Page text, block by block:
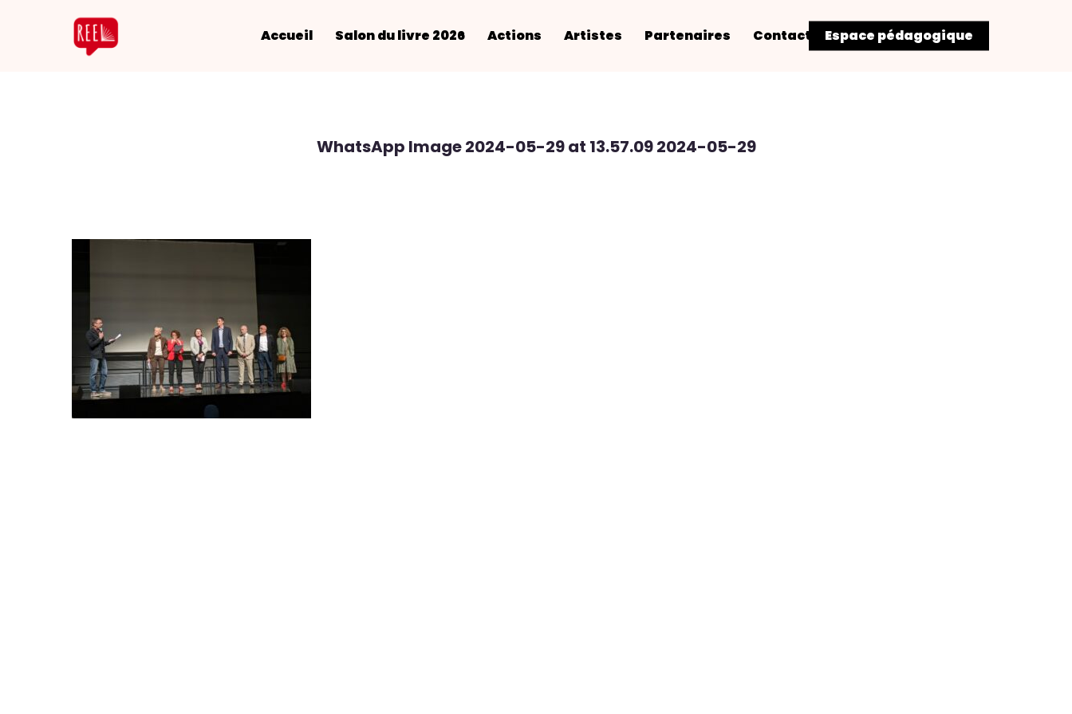
Accueil Salon du livre 2026 Actions Artistes Partenaires Contact Espace pédagogique
WhatsApp Image 2024-05-29 at 13.57.09 2024-05-29